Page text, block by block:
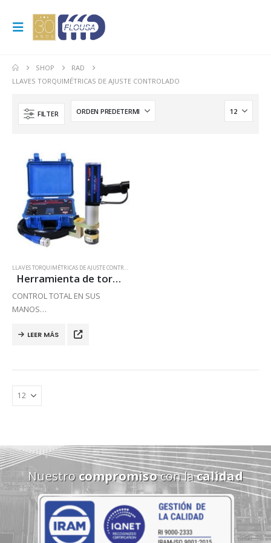
SHOP
RAD
LLAVES TORQUIMÉTRICAS DE AJUSTE CONTROLADO
FILTER
LLAVES TORQUIMÉTRICAS DE AJUSTE CONTROLADO
Herramienta de torque continuo y controlado para aplicaciones en generadores eólicos
CONTROL TOTAL EN SUS
MANOS
industria eólica. La precición de
un alto grado de exactitud
LEER MÁS
Nuestrocompromisocon lacalidad